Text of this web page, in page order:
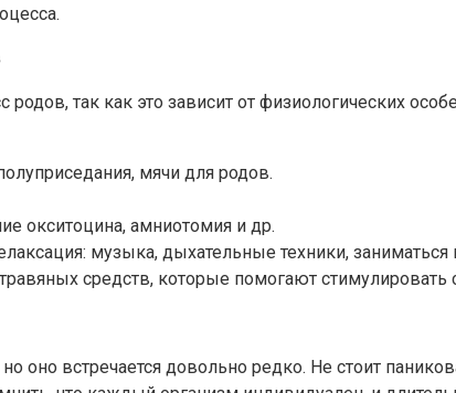
родов, так как это зависит от физиологических
мячи для родов.
окситоцина, амниотомия и др.
музыка, дыхательные техники, заниматься
средств, которые помогают стимулировать
оно встречается довольно редко. Не стоит